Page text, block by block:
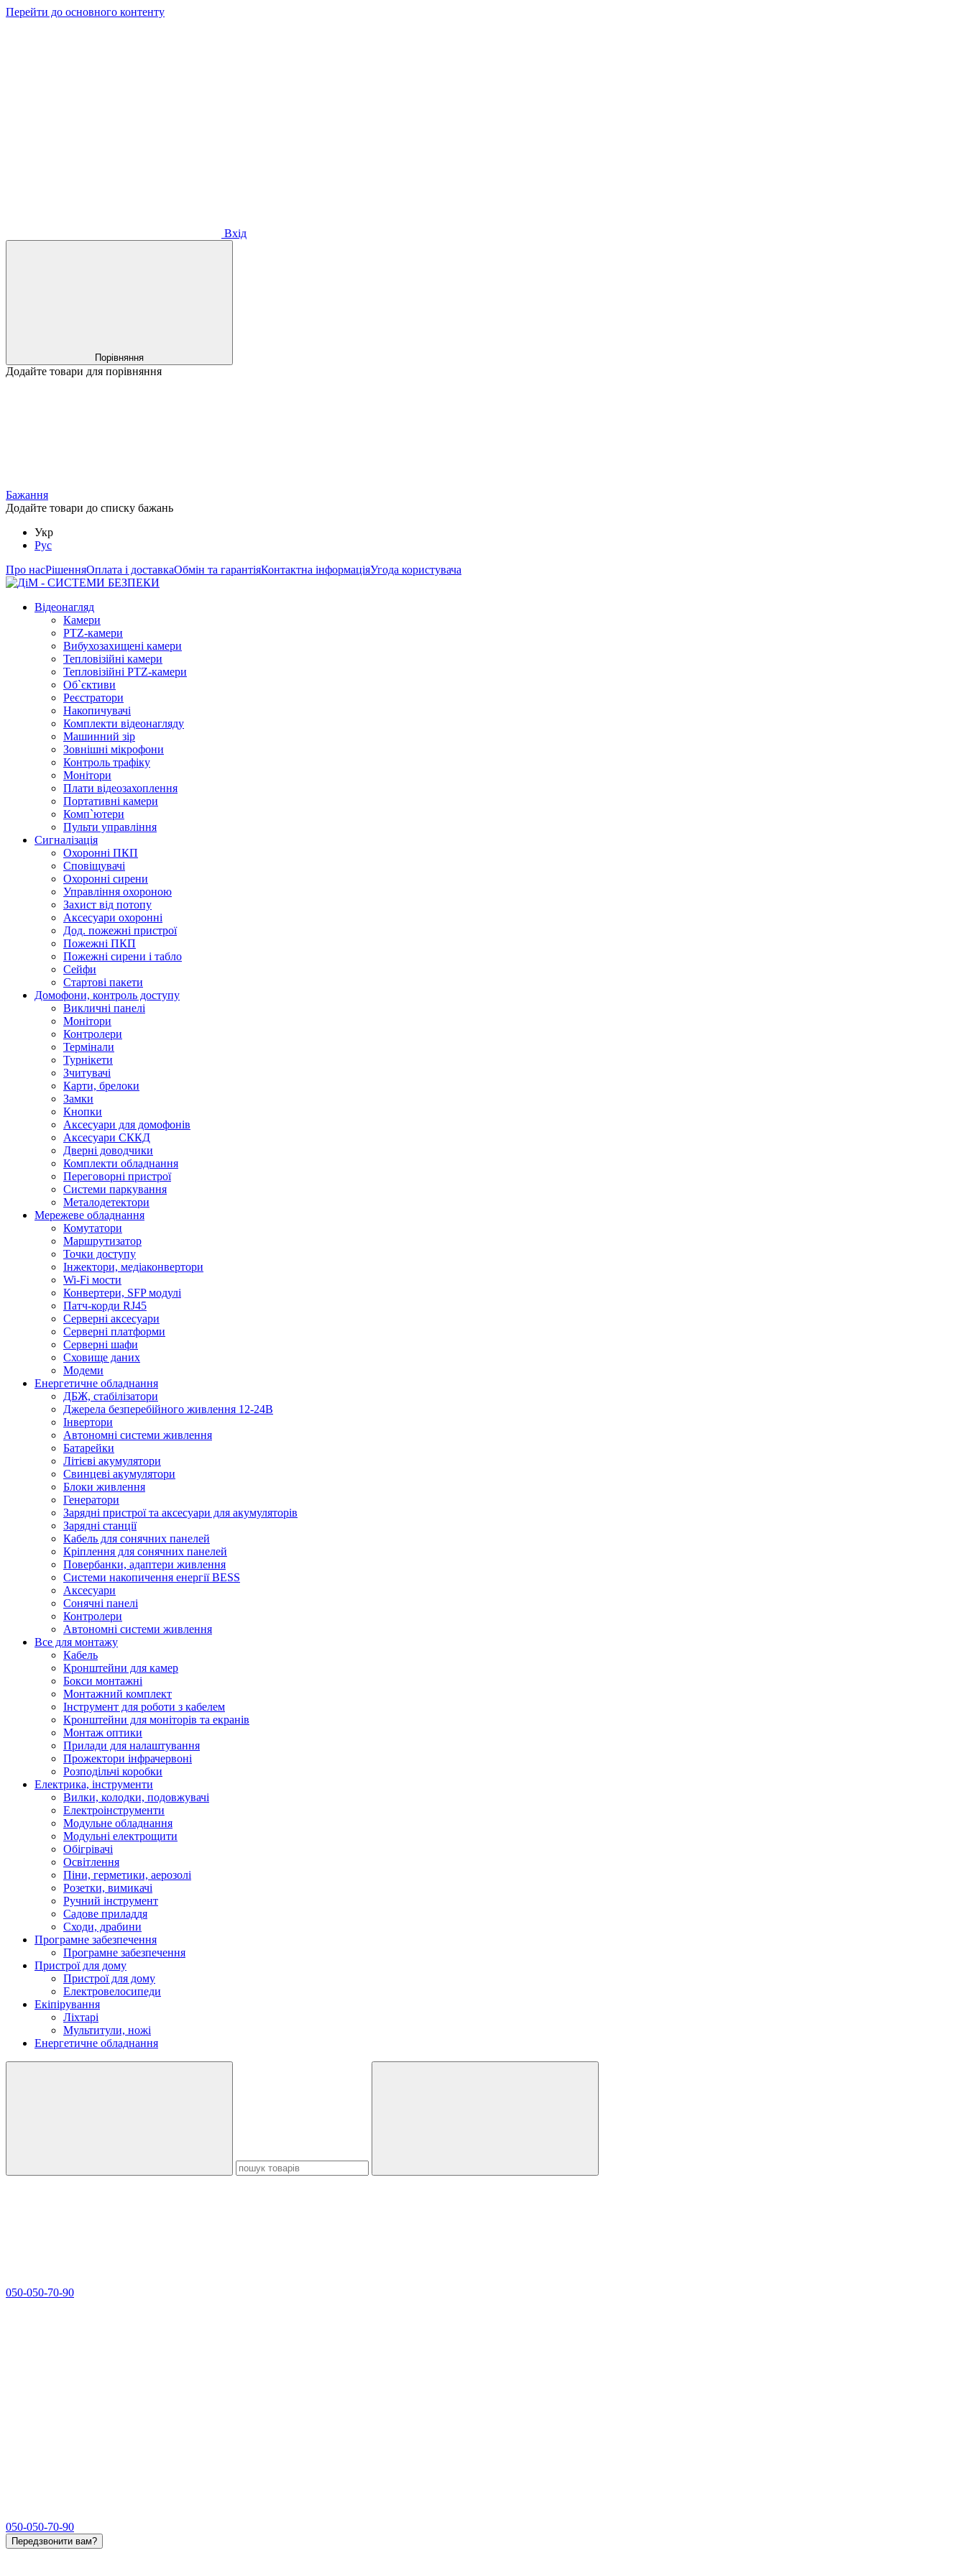
Перейти до основного контенту
Вхід
Порівняння
Додайте товари для порівняння
Бажання
Додайте товари до списку бажань
Укр
Рус
Про насРішенняОплата і доставкаОбмін та гарантіяКонтактна інформаціяУгода користувача
Відеонагляд
Камери
PTZ-камери
Вибухозахищені камери
Тепловізійні камери
Тепловізійні PTZ-камери
Об`єктиви
Реєстратори
Накопичувачі
Комплекти відеонагляду
Машинний зір
Зовнішні мікрофони
Контроль трафіку
Монітори
Плати відеозахоплення
Портативні камери
Комп`ютери
Пульти управління
Сигналізація
Охоронні ПКП
Сповіщувачі
Охоронні сирени
Управління охороною
Захист від потопу
Аксесуари охоронні
Дод. пожежні пристрої
Пожежні ПКП
Пожежні сирени і табло
Сейфи
Стартові пакети
Домофони, контроль доступу
Викличні панелі
Монітори
Контролери
Термінали
Турнікети
Зчитувачі
Карти, брелоки
Замки
Кнопки
Аксесуари для домофонів
Аксесуари СККД
Дверні доводчики
Комплекти обладнання
Переговорні пристрої
Системи паркування
Металодетектори
Мережеве обладнання
Комутатори
Маршрутизатор
Точки доступу
Інжектори, медіаконвертори
Wi-Fi мости
Конвертери, SFP модулі
Патч-корди RJ45
Серверні аксесуари
Серверні платформи
Серверні шафи
Сховище даних
Модеми
Енергетичне обладнання
ДБЖ, стабілізатори
Джерела безперебійного живлення 12-24В
Інвертори
Автономні системи живлення
Батарейки
Літієві акумулятори
Свинцеві акумулятори
Блоки живлення
Генератори
Зарядні пристрої та аксесуари для акумуляторів
Зарядні станції
Кабель для сонячних панелей
Кріплення для сонячних панелей
Повербанки, адаптери живлення
Системи накопичення енергії BESS
Аксесуари
Сонячні панелі
Контролери
Автономні системи живлення
Все для монтажу
Кабель
Кронштейни для камер
Бокси монтажні
Монтажний комплект
Інструмент для роботи з кабелем
Кронштейни для моніторів та екранів
Монтаж оптики
Прилади для налаштування
Прожектори інфрачервоні
Розподільчі коробки
Електрика, інструменти
Вилки, колодки, подовжувачі
Електроінструменти
Модульне обладнання
Модульні електрощити
Обігрівачі
Освітлення
Піни, герметики, аерозолі
Розетки, вимикачі
Ручний інструмент
Садове приладдя
Сходи, драбини
Програмне забезпечення
Програмне забезпечення
Пристрої для дому
Пристрої для дому
Електровелосипеди
Екіпірування
Ліхтарі
Мультитули, ножі
Енергетичне обладнання
050-050-70-90
050-050-70-90
Передзвонити вам?